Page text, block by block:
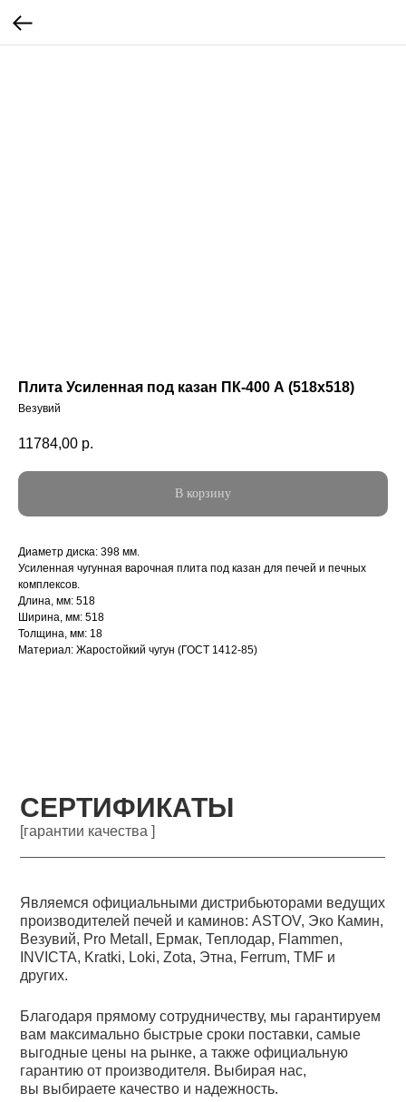
Плита Усиленная под казан ПК-400 А (518х518)
Везувий
11784,00 р.
В корзину
Диаметр диска: 398 мм.
Усиленная чугунная варочная плита под казан для печей и печных
комплексов.
Длина, мм: 518
Ширина, мм: 518
Толщина, мм: 18
Материал: Жаростойкий чугун (ГОСТ 1412-85)
СЕРТИФИКАТЫ
[гарантии качества ]
Являемся официальными дистрибьюторами ведущих
производителей печей и каминов: ASTOV, Эко Камин,
Везувий, Pro Metall, Ермак, Теплодар, Flammen,
INVICTA, Kratki, Loki, Zota, Этна, Ferrum, TMF и
других.
Благодаря прямому сотрудничеству, мы гарантируем
вам максимально быстрые сроки поставки, самые
выгодные цены на рынке, а также официальную
гарантию от производителя. Выбирая нас,
вы выбираете качество и надежность.